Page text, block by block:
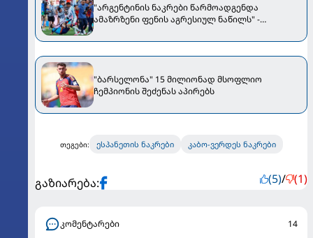
"არგენტინის ნაკრები წარმოადგენდა
ამაზრზენი ფენის აგრესიულ ნაწილს" -
"ბარსელონა" 15 მილიონად მსოფლიო
ჩემპიონის შეძენას აპირებს
თეგები: ესპანეთის ნაკრები კაბო-ვერდეს ნაკრები
გაზიარება: (5)/ (1)
კომენტარები 14